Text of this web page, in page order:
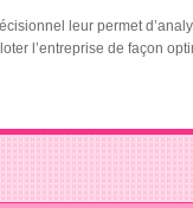
leur permet
l’entreprise de façon